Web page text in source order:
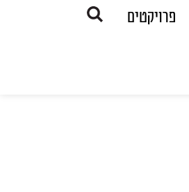
פרויקטים